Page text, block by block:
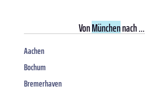
VonMünchennach ...
Aachen
Bochum
Bremerhaven